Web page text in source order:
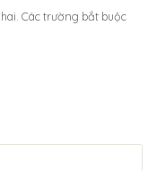
Các trường bắt buộc